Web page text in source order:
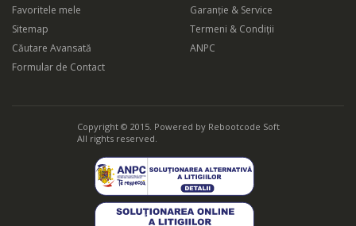
Favoritele mele
Sitemap
Căutare Avansată
Formular de Contact
Garanție & Service
Termeni & Condiții
ANPC
Copyright © 2015. Powered by Rebootcode Soft
All rights reserved.